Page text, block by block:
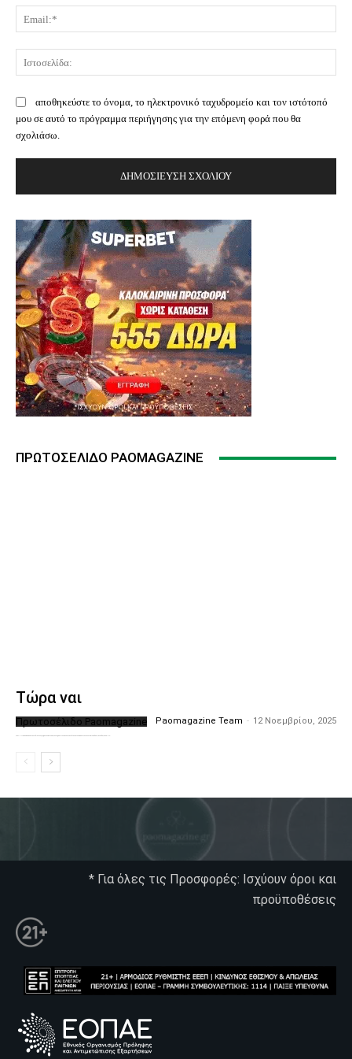
αποθηκεύστε το όνομα, το ηλεκτρονικό ταχυδρομείο και τον ιστότοπό
μου σε αυτό το πρόγραμμα περιήγησης για την επόμενη φορά που θα
σχολιάσω.
ΠΡΩΤΟΣΈΛΙΔΟ PAOMAGAZINE
Τώρα ναι
Πρωτοσέλιδο Paomagazine Paomagazine Team - 12 Νοεμβρίου, 2025
* Για όλες τις Προσφορές: Ισχύουν όροι και
προϋποθέσεις